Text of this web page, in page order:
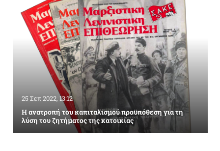
25 Σεπ 2022, 13:12
Η ανατροπή του καπιταλισμού προϋπόθεση για τη
λύση του ζητήματος της κατοικίας